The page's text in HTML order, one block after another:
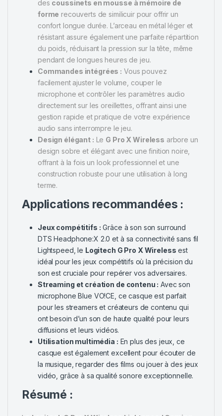
des coussinets en mousse à mémoire de
forme recouverts de similicuir pour offrir un
confort longue durée. L’arceau en métal léger et
résistant assure également une parfaite répartition
du poids, réduisant la pression sur la tête, même
pendant de longues heures de jeu.
Commandes intégrées : Vous pouvez
facilement ajuster le volume, couper le
microphone et contrôler les paramètres audio
directement sur les oreillettes, offrant ainsi une
gestion rapide et pratique de votre expérience
audio sans interrompre le jeu.
Design élégant : Le G Pro X Wireless arbore un
design sobre et élégant avec une finition noire,
offrant à la fois un look professionnel et une
construction robuste pour une utilisation à long
terme.
Applications recommandées :
Jeux compétitifs : Grâce à son son surround
DTS Headphone:X 2.0 et à sa connectivité sans fil
Lightspeed, le Logitech G Pro X Wireless est
idéal pour les jeux compétitifs où la précision du
son est cruciale pour repérer vos adversaires.
Streaming et création de contenu : Avec son
microphone Blue VO!CE, ce casque est parfait
pour les streamers et créateurs de contenu qui
ont besoin d’un son de haute qualité pour leurs
diffusions et leurs vidéos.
Utilisation multimédia : En plus des jeux, ce
casque est également excellent pour écouter de
la musique, regarder des films ou jouer à des jeux
vidéo, grâce à sa qualité sonore exceptionnelle.
Résumé :